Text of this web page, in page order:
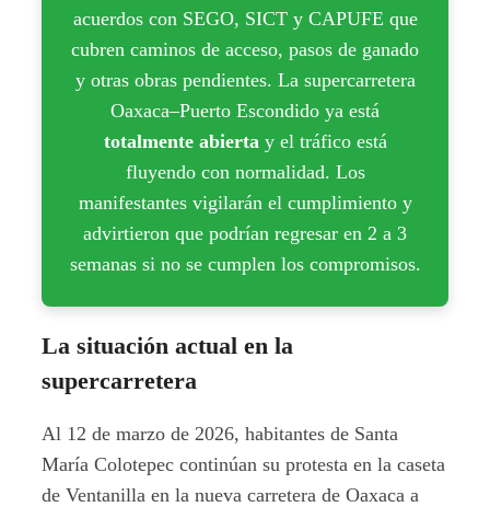
acuerdos con SEGO, SICT y CAPUFE que
cubren caminos de acceso, pasos de ganado
y otras obras pendientes. La supercarretera
Oaxaca–Puerto Escondido ya está
totalmente abierta y el tráfico está
fluyendo con normalidad. Los
manifestantes vigilarán el cumplimiento y
advirtieron que podrían regresar en 2 a 3
semanas si no se cumplen los compromisos.
La situación actual en la
supercarretera
Al 12 de marzo de 2026, habitantes de Santa
María Colotepec continúan su protesta en la caseta
de Ventanilla en la nueva carretera de Oaxaca a